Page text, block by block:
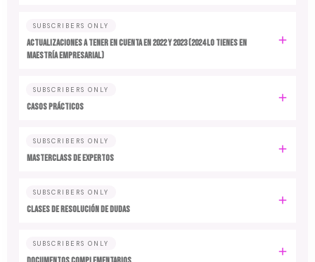
SUBSCRIBERS ONLY
ACTUALIZACIONES A TENER EN CUENTA EN 2022 y 2023 (2024 LO TIENES EN
MAESTRÍA EMPRESARIAL)
SUBSCRIBERS ONLY
CASOS PRÁCTICOS
SUBSCRIBERS ONLY
MASTERCLASS DE EXPERTOS
SUBSCRIBERS ONLY
CLASES DE RESOLUCIÓN DE DUDAS
SUBSCRIBERS ONLY